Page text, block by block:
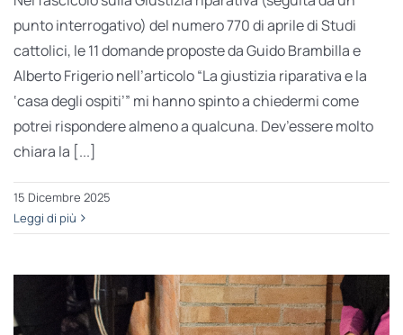
punto interrogativo) del numero 770 di aprile di Studi
cattolici, le 11 domande proposte da Guido Brambilla e
Alberto Frigerio nell’articolo “La giustizia riparativa e la
‘casa degli ospiti’” mi hanno spinto a chiedermi come
potrei rispondere almeno a qualcuna. Dev’essere molto
chiara la [...]
15 Dicembre 2025
Leggi di più